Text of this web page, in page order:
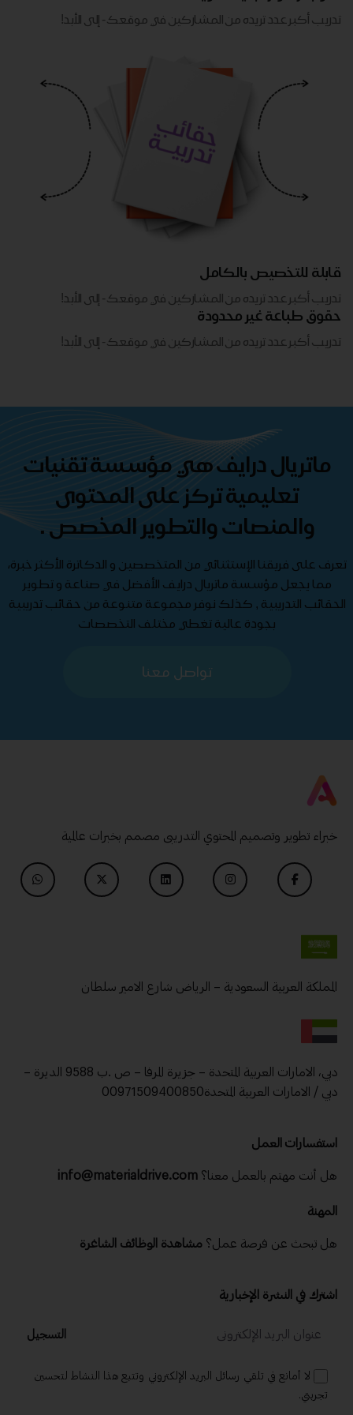
تدريب أكبر عدد تريده من المشاركين في موقعك - ​​إلى الأبد!
قابلة للتخصيص بالكامل
تدريب أكبر عدد تريده من المشاركين في موقعك - ​​إلى الأبد!
حقوق طباعة غير محدودة
تدريب أكبر عدد تريده من المشاركين في موقعك - ​​إلى الأبد!
ماتريال درايف هي مؤسسة تقنيات
تعليمية تركز على المحتوى
والمنصات والتطوير المخصص .
تعرف على فريقنا الإستثنائي من المتخصصين و الدكاترة الأكثر خبرة،
مما يجعل مؤسسة ماتريال درايف الأفضل في صناعة و تطوير
الحقائب التدريبية , كذلك نوفر مجموعة متنوعة من حقائب تدريبية
بجودة عالية تغطي مختلف التخصصات
تواصل معنا
خبراء تطوير وتصميم المحتوي التدريبى مصمم بخبرات عالمية
المملكة العربية السعودية – الرياض شارع الامير سلطان
دبي، الامارات العربية المتحدة – جزيرة المرفا – ص .ب 9588 الديرة –
دبي / الامارات العربية المتحدة00971509400850
استفسارات العمل
هل أنت مهتم بالعمل معنا؟ info@materialdrive.com
المهنة
هل تبحث عن فرصة عمل؟ مشاهدة الوظائف الشاغرة
اشترك في النشرة الإخبارية
التسجيل
لا أمانع في تلقي رسائل البريد الإلكتروني وتتبع هذا النشاط لتحسين
تجربتي.